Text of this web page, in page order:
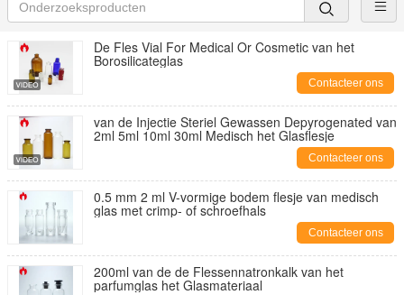
De Fles Vial For Medical Or Cosmetic van het
Borosilicateglas
Contacteer ons
van de Injectie Steriel Gewassen Depyrogenated van
2ml 5ml 10ml 30ml Medisch het Glasflesje
Contacteer ons
0.5 mm 2 ml V-vormige bodem flesje van medisch
glas met crimp- of schroefhals
Contacteer ons
200ml van de de Flessennatronkalk van het
parfumglas het Glasmateriaal